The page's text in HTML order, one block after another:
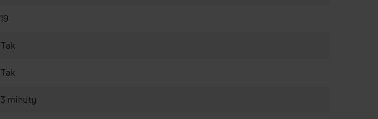
19
Tak
Tak
3 minuty